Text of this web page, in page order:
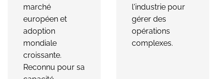
marché
européen et
adoption
mondiale
croissante.
Reconnu pour sa
l'industrie pour
gérer des
opérations
complexes.